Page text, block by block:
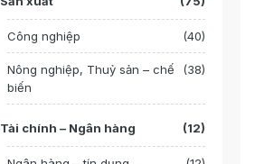
Công nghiệp (40)
Nông nghiệp, Thuỷ sản – chế
biến
(38)
Tài chính – Ngân hàng (12)